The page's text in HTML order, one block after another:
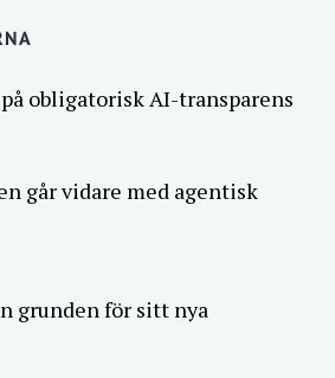
obligatorisk AI-transparens
går vidare med agentisk
grunden för sitt nya